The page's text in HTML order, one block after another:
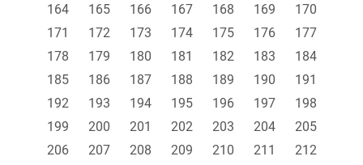
164
165 166 167 168 169
170
171
172 173 174 175 176
177
178
179 180 181 182 183
184
185
186 187 188 189 190
191
192
193 194 195 196 197
198
199
200 201 202 203 204
205
206
207 208 209 210 211
212